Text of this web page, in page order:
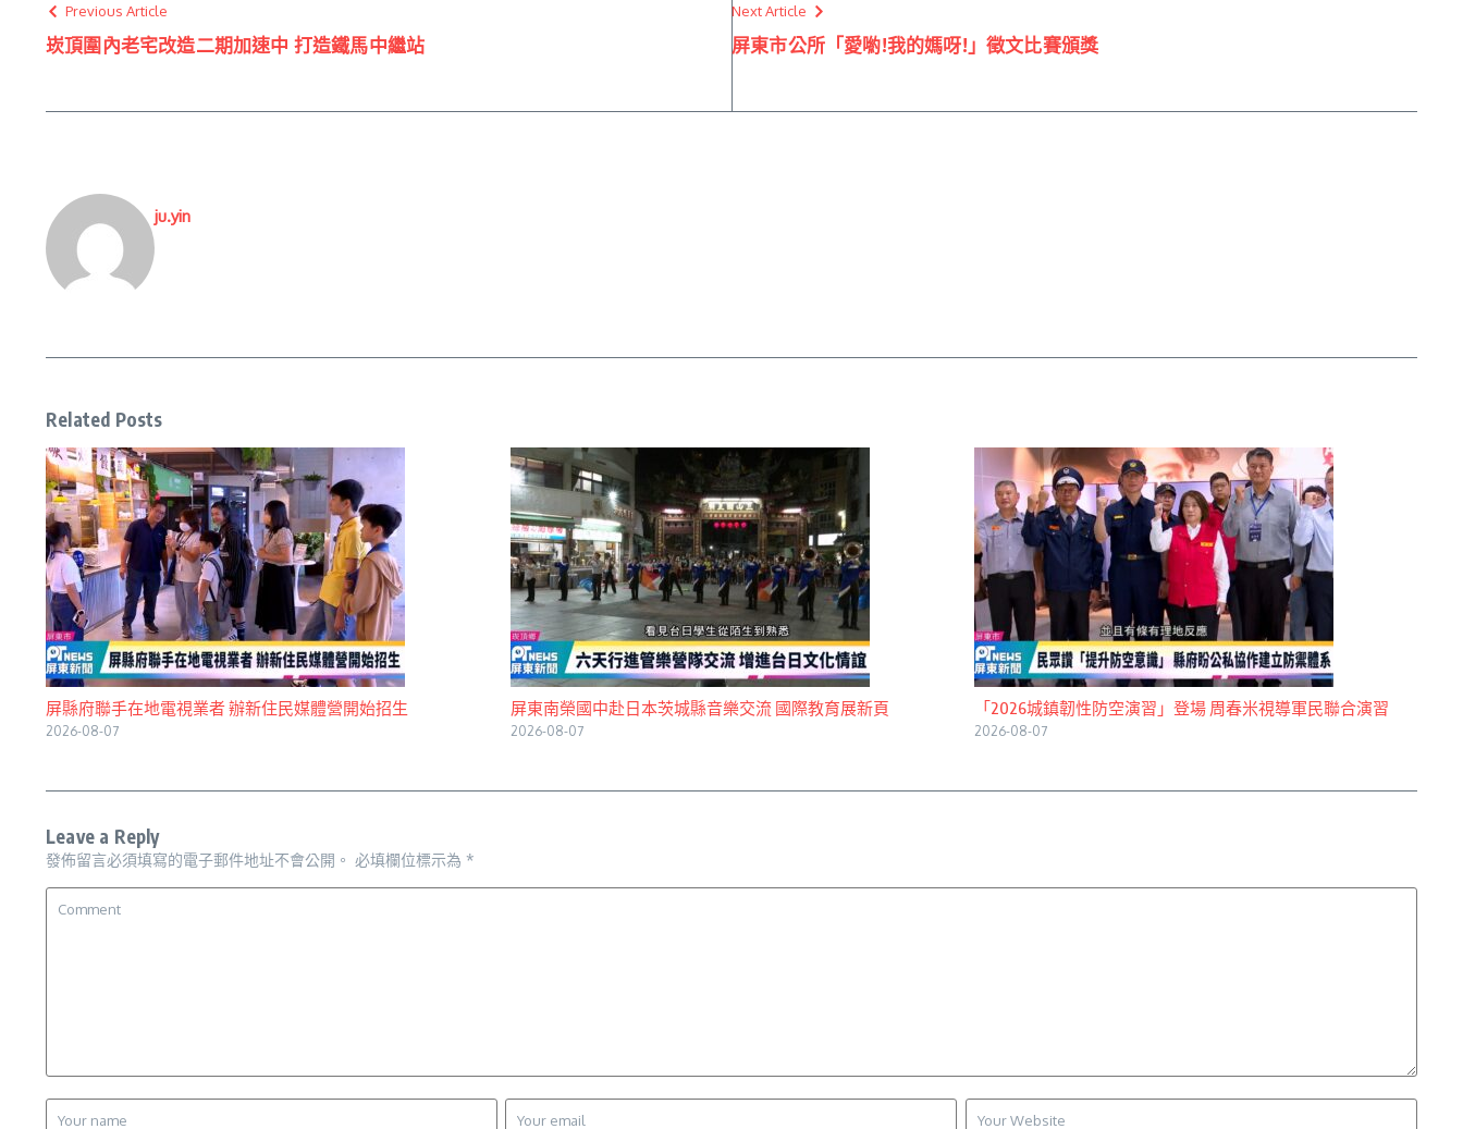
Previous Article
崁頂圍內老宅改造二期加速中 打造鐵馬中繼站
Next Article
屏東市公所「愛喲!我的媽呀!」徵文比賽頒獎
ju.yin
Related Posts
屏縣府聯手在地電視業者 辦新住民媒體營開始招生
2026-08-07
屏東南榮國中赴日本茨城縣音樂交流 國際教育展新頁
2026-08-07
「2026城鎮韌性防空演習」登場 周春米視導軍民聯合演習
2026-08-07
Leave a Reply
發佈留言必須填寫的電子郵件地址不會公開。 必填欄位標示為 *